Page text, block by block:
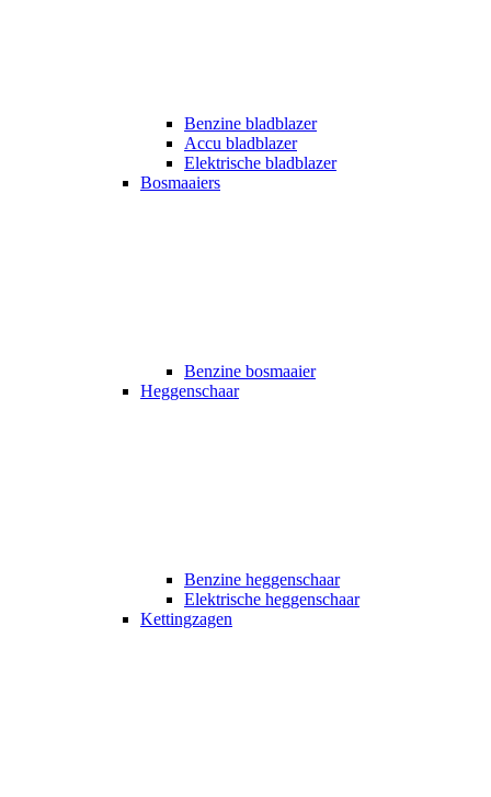
Benzine bladblazer
Accu bladblazer
Elektrische bladblazer
Bosmaaiers
Benzine bosmaaier
Heggenschaar
Benzine heggenschaar
Elektrische heggenschaar
Kettingzagen